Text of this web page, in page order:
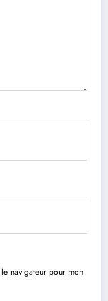
navigateur pour mon